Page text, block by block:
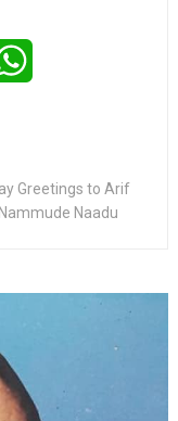
Greetings to Arif
Nammude Naadu